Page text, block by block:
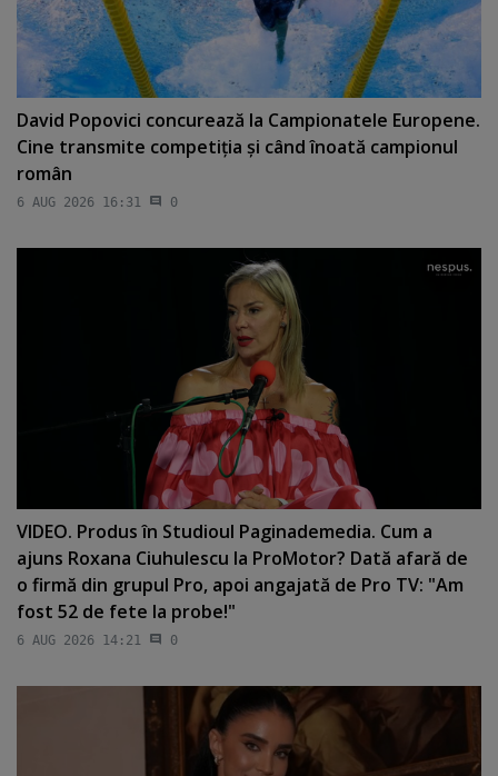
David Popovici concurează la Campionatele Europene.
Cine transmite competiţia şi când înoată campionul
român
6 AUG 2026 16:31 0
VIDEO. Produs în Studioul Paginademedia. Cum a
ajuns Roxana Ciuhulescu la ProMotor? Dată afară de
o firmă din grupul Pro, apoi angajată de Pro TV: "Am
fost 52 de fete la probe!"
6 AUG 2026 14:21 0